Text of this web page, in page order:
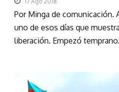
Por Minga de comunicación.
uno de esos días que
liberación. Empezó